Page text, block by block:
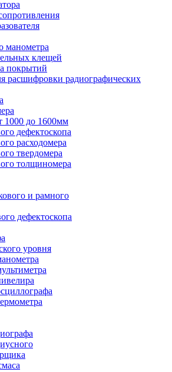
манометра
клещей
покрытий
расшифровки радиографических
1000 до 1600мм
дефектоскопа
расходомера
твердомера
толщиномера
и рамного
дефектоскопа
уровня